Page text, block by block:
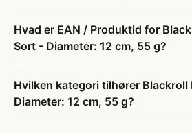
Hvad er EAN / Produktid for
Sort - Diameter: 12 cm, 55 g?
Hvilken kategori tilhører
Diameter: 12 cm, 55 g?